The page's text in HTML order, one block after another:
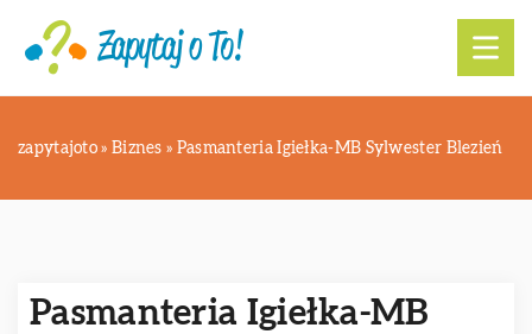
zapytajoto » Biznes » Pasmanteria Igiełka-MB Sylwester Blezień
Pasmanteria Igiełka-MB